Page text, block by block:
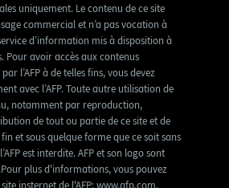
uniquement. Le contenu de ce site
commercial et n’a pas vocation à
d’information mis à disposition à
Pour avoir accès aux contenus
l’AFP à de telles fins, vous devez
avec l’AFP. Toute autre utilisation de
notamment par reproduction,
de tout ou partie de ce site et de
et sous quelque forme que ce soit sans
est interdite. AFP et son logo sont
plus d'informations, vous pouvez
insternet de l'AFP: www.afp.com.